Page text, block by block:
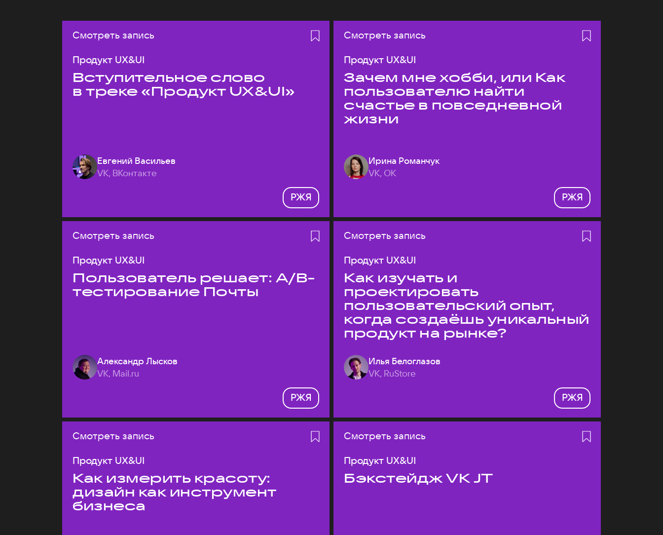
Смотреть запись
Продукт UX&UI
Вступительное слово
в треке «Продукт UX&UI»
Евгений Васильев
VK, ВКонтакте
РЖЯ
Смотреть запись
Продукт UX&UI
Зачем мне хобби, или Как
пользователю найти
счастье в повседневной
жизни
Ирина Романчук
VK, ОК
РЖЯ
Смотреть запись
Продукт UX&UI
Пользователь решает: A/B-
тестирование Почты
Александр Лысков
VK, Mail.ru
РЖЯ
Смотреть запись
Продукт UX&UI
Как изучать и
проектировать
пользовательский опыт,
когда создаёшь уникальный
продукт на рынке?
Илья Белоглазов
VK, RuStore
РЖЯ
Смотреть запись
Продукт UX&UI
Как измерить красоту:
дизайн как инструмент
бизнеса
Смотреть запись
Продукт UX&UI
Бэкстейдж VK JT